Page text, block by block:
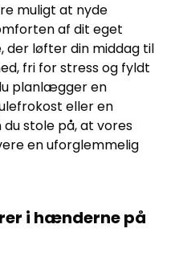
muligt at nyde
af dit eget
der løfter din middag til
fri for stress og fyldt
planlægger en
eller en
stole på, at vores
en uforglemmelig
i hænderne på